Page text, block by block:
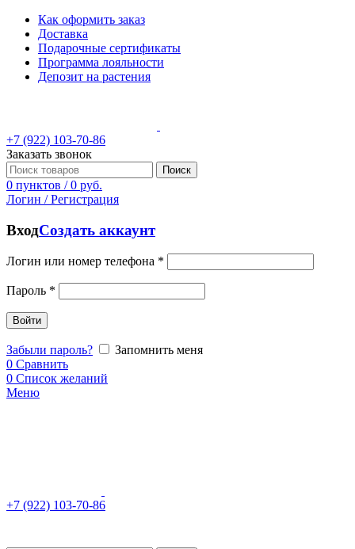
Как оформить заказ
Доставка
Подарочные сертификаты
Программа лояльности
Депозит на растения
+7 (922) 103-70-86
Заказать звонок
Поиск
0 пунктов / 0 руб.
Логин / Регистрация
ВходСоздать аккаунт
Логин или номер телефона *
Пароль *
Войти
Забыли пароль?
Запомнить меня
0 Сравнить
0 Список желаний
Меню
+7 (922) 103-70-86